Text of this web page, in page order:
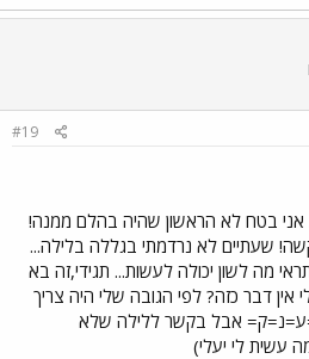
#19
אני בטח לא הראשון שהיה בהלם ממנה!
שעתיים לא נרדמתי בגללה בלילה...
מה לשון יכולה לעשות... תגידי,זה בא
דבר כזה? לפי הגובה שלי היה צריך
אבל בקשר ללילה שלא
עשית לי יעלי)